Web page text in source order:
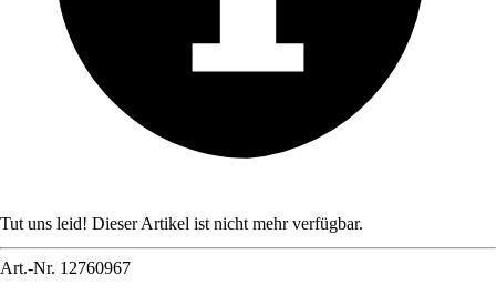
Tut uns leid! Dieser Artikel ist nicht mehr verfügbar.
Art.-Nr. 12760967